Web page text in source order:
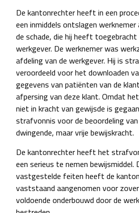
De kantonrechter heeft in een
een inmiddels ontslagen
de schade, die hij heeft toegebracht
werkgever. De werknemer was
afdeling van de werkgever. Hij is
veroordeeld voor het downloaden
gegevens van patiënten van de
afpersing van deze klant. Omdat
niet in kracht van gewijsde is
strafvonnis voor de beoordeling
dwingende, maar vrije bewijskracht.
De kantonrechter heeft het
een serieus te nemen bewijsmiddel.
vastgestelde feiten heeft de
vaststaand aangenomen voor
voldoende onderbouwd door de